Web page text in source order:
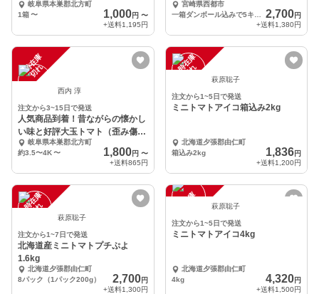
裂果トマト
岐阜県本巣郡北方町
1箱〜 1,000円 〜
+送料1,195円
宮崎県西都市
2,700円
+送料1,380円
一
時
在
庫
切
れ
西内 淳
注文から3~15日で発送
人気商品到着！昔ながらの懐かし
い味と好評大玉トマト（歪み傷な
ど）ほぼ4K
岐阜県本巣郡北方町
約3.5〜4K〜 1,800円 〜
+送料865円
一
時
在
庫
切
れ
萩原聡子
注文から1~5日で発送
ミニトマトアイコ箱込み2kg
北海道夕張郡由仁町
箱込み2kg
1,836円
+送料1,200円
一
時
在
庫
切
れ
萩原聡子
注文から1~7日で発送
北海道産ミニトマトプチぷよ
1.6kg
北海道夕張郡由仁町
8パック（1パック200g）
2,700円
+送料1,300円
一
在
庫
切 萩原聡子
注文から1~5日で発送
ミニトマトアイコ4kg
北海道夕張郡由仁町
4kg
4,320円
+送料1,500円